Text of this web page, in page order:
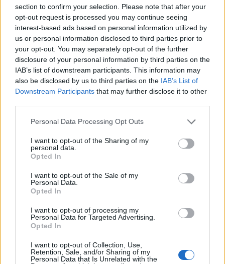
section to confirm your selection. Please note that after your
opt-out request is processed you may continue seeing
interest-based ads based on personal information utilized by
us or personal information disclosed to third parties prior to
your opt-out. You may separately opt-out of the further
disclosure of your personal information by third parties on the
IAB’s list of downstream participants. This information may
also be disclosed by us to third parties on the IAB’s List of
Downstream Participants that may further disclose it to other
Please note that this website/app uses one or more Google
not limited to your visit or usage behaviour. You may click to
grant or deny consent to Google and its third-party tags to
use your data for below specified purposes in below Google
consent section.
Personal Data Processing Opt Outs
I want to opt-out of the Sharing of my
personal data.
Opted In
I want to opt-out of the Sale of my
Personal Data.
Opted In
I want to opt-out of processing my
Personal Data for Targeted Advertising.
Opted In
I want to opt-out of Collection, Use,
Retention, Sale, and/or Sharing of my
Personal Data that Is Unrelated with the
nagyobbnál nagyobb sikerek. A fekete város, az Ida
regénye vagy a Pillangó, amelyért 1971-ben Monte-
Carlóban megkapta a legjobb női alakítás díját.
Venczel Vera: - S képzelje, nyáron meghívtak abba a
faluba, ahol az Isten hozta, Őrnagy urat forgattuk.
Egerben laktunk, s egy kis faluban, Szarvaskőn volt
felépítve a falu egyik utcájában a ház. A
polgármester hívott meg, aki tizenéves volt akkor,
amikor forgattunk. Hihetetlen boldogság töltött el,
amikor kiszálltam az autóból, s egy transzparens
Ágika!Ť
- Fábrival többször is forgatott.
Venczel Vera: -A Tótékon kívül a Fábián Bálint
találkozása Istennel c. filmjében, de például * amit
kevesen tudnak * ő készítette a díszletet Weingarten
Nyár c. darabjához és a Bernarda Alba házához.
Gyönyörű díszletei voltak: a Nyár egy kertben
játszódik, s ahogy letakarta az egész színpadot
laticellel, olyan puha lett benne minden!